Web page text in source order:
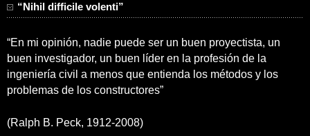
“Nihil difficile volenti”
“En mi opinión, nadie puede ser un buen proyectista, un
buen investigador, un buen líder en la profesión de la
ingeniería civil a menos que entienda los métodos y los
problemas de los constructores”
(Ralph B. Peck, 1912-2008)